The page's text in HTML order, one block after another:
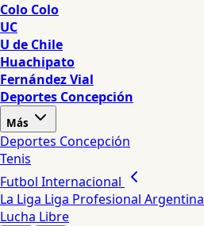
Colo Colo
UC
U de Chile
Huachipato
Fernández Vial
Deportes Concepción
Más
Deportes Concepción
Tenis
Futbol Internacional
La Liga Liga Profesional Argentina
Lucha Libre